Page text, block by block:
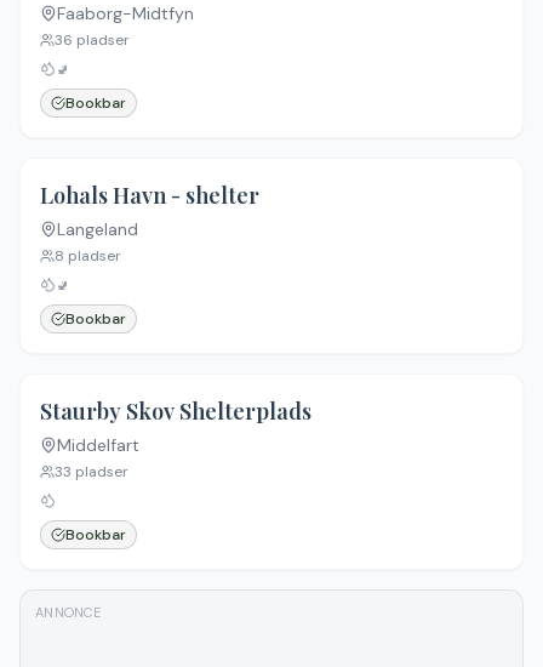
Faaborg-Midtfyn
36 pladser
🚽
Bookbar
Lohals Havn - shelter
Langeland
8 pladser
🚽
Bookbar
Staurby Skov Shelterplads
Middelfart
33 pladser
Bookbar
ANNONCE